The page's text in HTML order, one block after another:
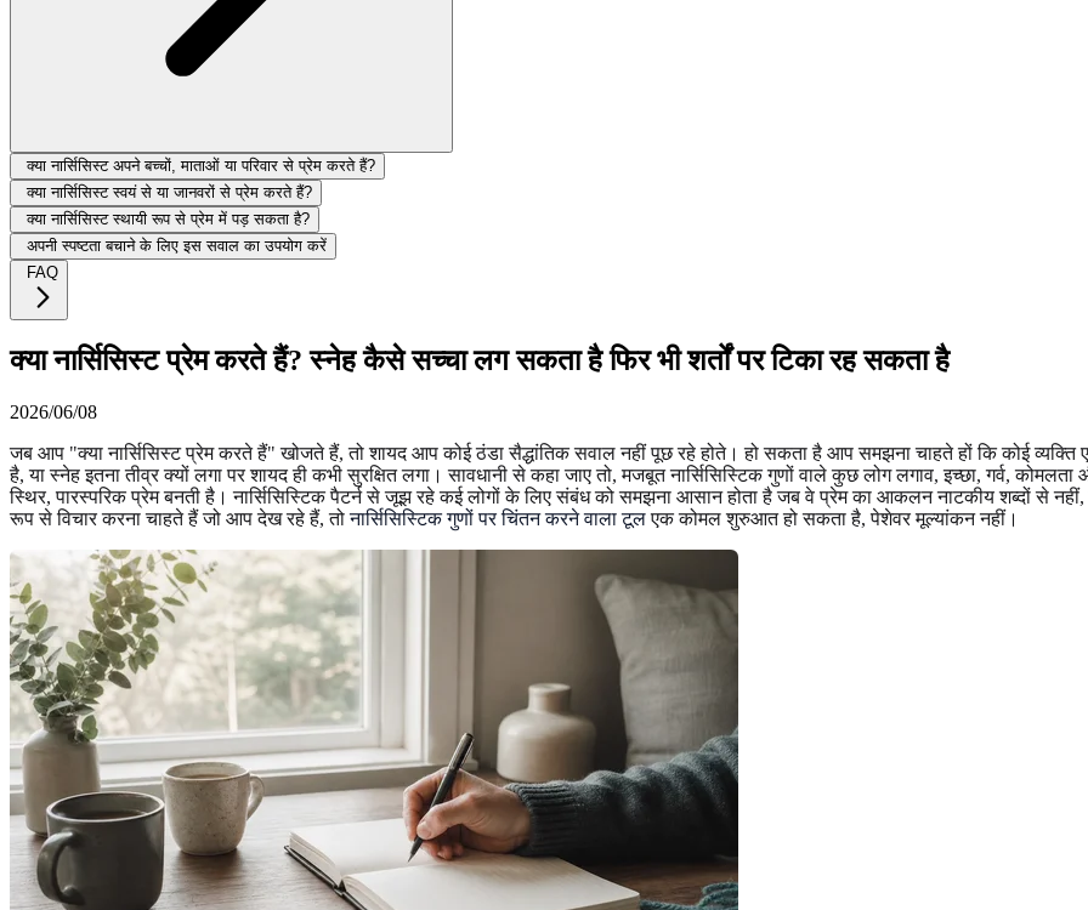
क्या नार्सिसिस्ट अपने बच्चों, माताओं या परिवार से प्रेम करते हैं?
क्या नार्सिसिस्ट स्वयं से या जानवरों से प्रेम करते हैं?
क्या नार्सिसिस्ट स्थायी रूप से प्रेम में पड़ सकता है?
अपनी स्पष्टता बचाने के लिए इस सवाल का उपयोग करें
FAQ
क्या नार्सिसिस्ट प्रेम करते हैं? स्नेह कैसे सच्चा लग सकता है फिर भी शर्तों पर टिका रह सकता है
2026/06/08
जब आप "क्या नार्सिसिस्ट प्रेम करते हैं" खोजते हैं, तो शायद आप कोई ठंडा सैद्धांतिक सवाल नहीं पूछ रहे होते। हो सकता है आप समझना चाहते हों कि कोई व्यक्ति
है, या स्नेह इतना तीव्र क्यों लगा पर शायद ही कभी सुरक्षित लगा। सावधानी से कहा जाए तो, मजबूत नार्सिसिस्टिक गुणों वाले कुछ लोग लगाव, इच्छा, गर्व,
स्थिर, पारस्परिक प्रेम बनती है। नार्सिसिस्टिक पैटर्न से जूझ रहे कई लोगों के लिए संबंध को समझना आसान होता है जब वे प्रेम का आकलन नाटकीय शब्दों से
रूप से विचार करना चाहते हैं जो आप देख रहे हैं, तोनार्सिसिस्टिक गुणों पर चिंतन करने वाला टूलएक कोमल शुरुआत हो सकता है, पेशेवर मूल्यांकन नहीं।